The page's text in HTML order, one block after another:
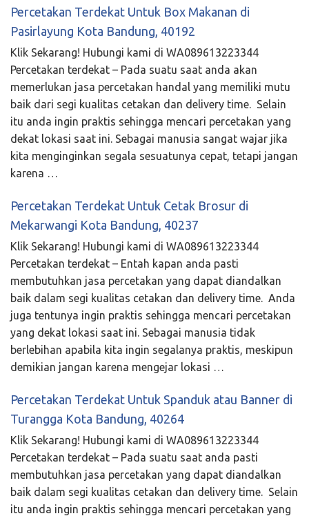
Percetakan Terdekat Untuk Box Makanan di
Pasirlayung Kota Bandung, 40192
Klik Sekarang! Hubungi kami di WA089613223344
Percetakan terdekat – Pada suatu saat anda akan
memerlukan jasa percetakan handal yang memiliki mutu
baik dari segi kualitas cetakan dan delivery time. Selain
itu anda ingin praktis sehingga mencari percetakan yang
dekat lokasi saat ini. Sebagai manusia sangat wajar jika
kita menginginkan segala sesuatunya cepat, tetapi jangan
karena …
Percetakan Terdekat Untuk Cetak Brosur di
Mekarwangi Kota Bandung, 40237
Klik Sekarang! Hubungi kami di WA089613223344
Percetakan terdekat – Entah kapan anda pasti
membutuhkan jasa percetakan yang dapat diandalkan
baik dalam segi kualitas cetakan dan delivery time. Anda
juga tentunya ingin praktis sehingga mencari percetakan
yang dekat lokasi saat ini. Sebagai manusia tidak
berlebihan apabila kita ingin segalanya praktis, meskipun
demikian jangan karena mengejar lokasi …
Percetakan Terdekat Untuk Spanduk atau Banner di
Turangga Kota Bandung, 40264
Klik Sekarang! Hubungi kami di WA089613223344
Percetakan terdekat – Pada suatu saat anda pasti
membutuhkan jasa percetakan yang dapat diandalkan
baik dalam segi kualitas cetakan dan delivery time. Selain
itu anda ingin praktis sehingga mencari percetakan yang